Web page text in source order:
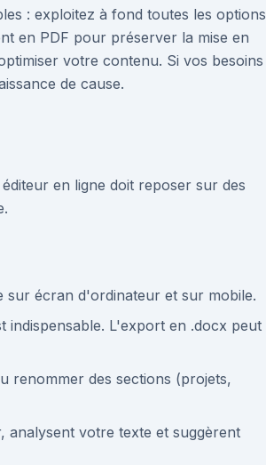
: exploitez à fond toutes les options
en PDF pour préserver la mise en
votre contenu. Si vos besoins
de cause.
en ligne doit reposer sur des
sur écran d'ordinateur et sur mobile.
indispensable. L'export en .docx peut
renommer des sections (projets,
analysent votre texte et suggèrent